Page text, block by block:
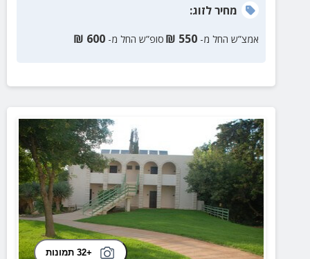
מחירלזוג:
אמצ”ש החל מ- 550
₪ סופ”ש החל מ- 600
₪
+32 תמונות